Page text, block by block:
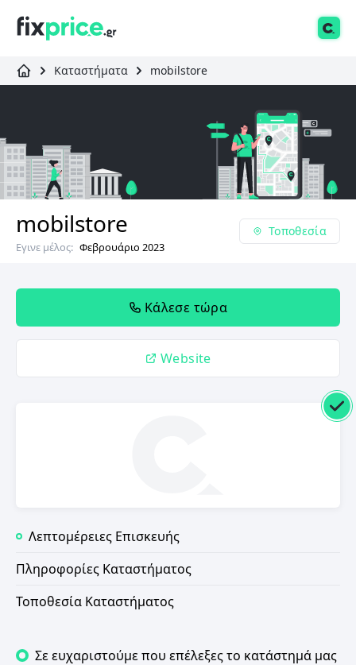
Καταστήματα mobilstore
mobilstore
Εγινε μέλος: Φεβρουάριο 2023
Τοποθεσία
Κάλεσε τώρα
Website
Λεπτομέρειες Επισκευής
Πληροφορίες Καταστήματος
Τοποθεσία Καταστήματος
Σε ευχαριστούμε που επέλεξες το κατάστημά μας